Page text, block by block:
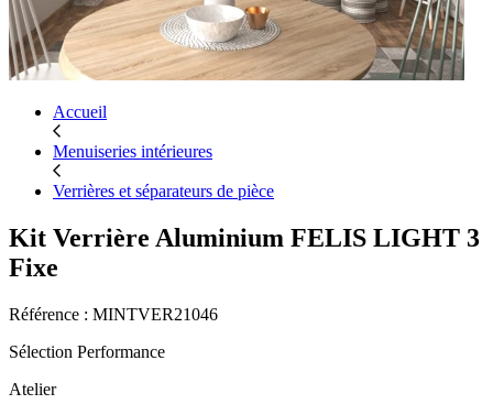
Accueil
Menuiseries intérieures
Verrières et séparateurs de pièce
Kit Verrière Aluminium FELIS LIGHT 3
Fixe
Référence : MINTVER21046
Sélection Performance
Atelier